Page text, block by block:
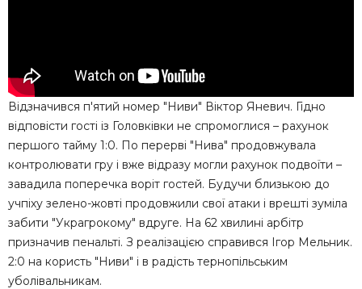
Відзначився п'ятий номер "Ниви" Віктор Яневич. Гідно
відповісти гості із Головківки не спромоглися – рахунок
першого тайму 1:0. По перерві "Нива" продовжувала
контролювати гру і вже відразу могли рахунок подвоїти –
завадила поперечка воріт гостей. Будучи близькою до
учпіху зелено-жовті продовжили свої атаки і врешті зуміла
забити "Украгрокому" вдруге. На 62 хвилині арбітр
призначив пенальті. З реалізацією справився Ігор Мельник.
2:0 на користь "Ниви" і в радість тернопільським
уболівальникам.